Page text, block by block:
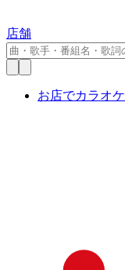
店舗
お店でカラオケ